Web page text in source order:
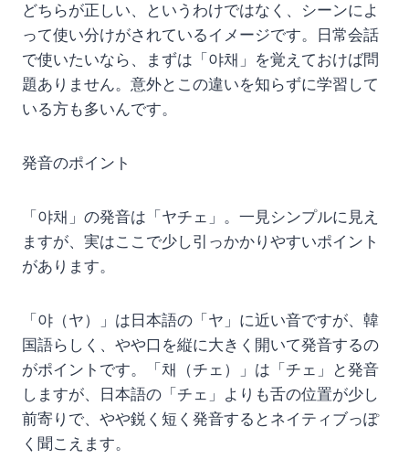
どちらが正しい、というわけではなく、シーンによ
って使い分けがされているイメージです。日常会話
で使いたいなら、まずは「야채」を覚えておけば問
題ありません。意外とこの違いを知らずに学習して
いる方も多いんです。
発音のポイント
「야채」の発音は「ヤチェ」。一見シンプルに見え
ますが、実はここで少し引っかかりやすいポイント
があります。
「야（ヤ）」は日本語の「ヤ」に近い音ですが、韓
国語らしく、やや口を縦に大きく開いて発音するの
がポイントです。「채（チェ）」は「チェ」と発音
しますが、日本語の「チェ」よりも舌の位置が少し
前寄りで、やや鋭く短く発音するとネイティブっぽ
く聞こえます。